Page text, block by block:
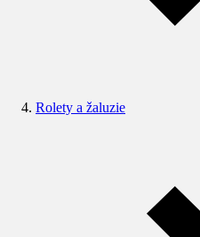
Rolety a žaluzie